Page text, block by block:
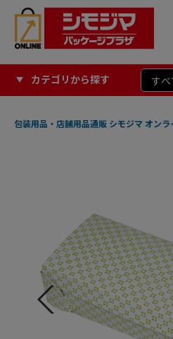
カテゴリから探す
包装用品・店舗用品通販 シモジマ オン